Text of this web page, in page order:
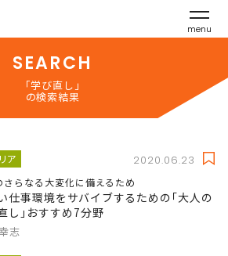
menu
SEARCH
「学び直し」
の検索結果
ア 2020.06.23
さらなる大変化に備えるため
仕事環境をサバイブするための｢大人の
し｣おすすめ7分野
志